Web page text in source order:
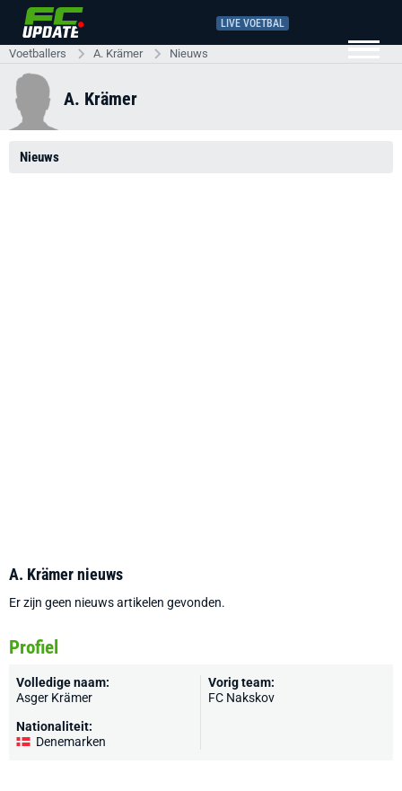
LIVE VOETBAL
Voetballers A. Krämer Nieuws
A. Krämer
Nieuws
A. Krämer nieuws
Er zijn geen nieuws artikelen gevonden.
Profiel
Volledige naam:
Asger Krämer
Nationaliteit:
Denemarken
Vorig team:
FC Nakskov